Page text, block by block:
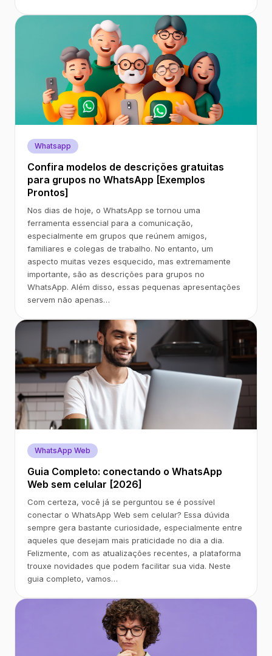
Whatsapp
Confira modelos de descrições gratuitas
para grupos no WhatsApp [Exemplos
Prontos]
Nos dias de hoje, o WhatsApp se tornou uma
ferramenta essencial para a comunicação,
especialmente em grupos que reúnem amigos,
familiares e colegas de trabalho. No entanto, um
aspecto muitas vezes esquecido, mas extremamente
importante, são as descrições para grupos no
WhatsApp. Além disso, essas pequenas apresentações
servem não apenas…
WhatsApp Web
Guia Completo: conectando o WhatsApp
Web sem celular [2026]
Com certeza, você já se perguntou se é possível
conectar o WhatsApp Web sem celular? Essa dúvida
sempre gera bastante curiosidade, especialmente entre
aqueles que desejam mais praticidade no dia a dia.
Felizmente, com as atualizações recentes, a plataforma
trouxe novidades que podem facilitar sua vida. Neste
guia completo, vamos…